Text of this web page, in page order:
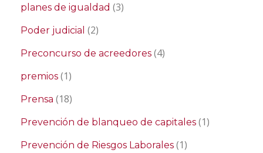
planes de igualdad (3)
Poder judicial (2)
Preconcurso de acreedores (4)
premios (1)
Prensa (18)
Prevención de blanqueo de capitales (1)
Prevención de Riesgos Laborales (1)